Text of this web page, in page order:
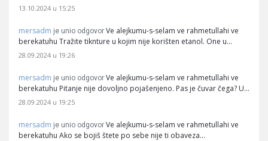
13.10.2024 u 15:25
mersadm je unio odgovor Ve alejkumu-s-selam ve rahmetullahi ve
berekatuhu Tražite tiknture u kojim nije korišten etanol. One u…
28.09.2024 u 19:26
mersadm je unio odgovor Ve alejkumu-s-selam ve rahmetullahi ve
berekatuhu Pitanje nije dovoljno pojašenjeno. Pas je čuvar čega? U…
28.09.2024 u 19:25
mersadm je unio odgovor Ve alejkumu-s-selam ve rahmetullahi ve
berekatuhu Ako se bojiš štete po sebe nije ti obaveza…